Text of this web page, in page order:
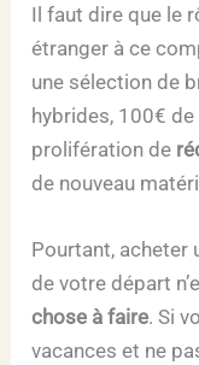
Il faut dire que le
étranger à ce
une sélection de
hybrides, 100€
prolifération de
de nouveau
Pourtant, acheter
de votre départ
chose à faire. Si
vacances et ne